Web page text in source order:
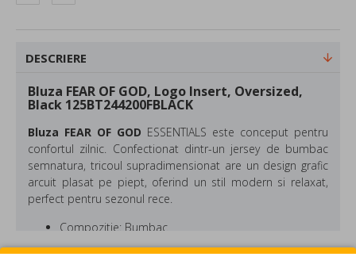
DESCRIERE
Bluza FEAR OF GOD, Logo Insert, Oversized,
Black 125BT244200FBLACK
Bluza FEAR OF GOD ESSENTIALS este conceput pentru
confortul zilnic. Confectionat dintr-un jersey de bumbac
semnatura, tricoul supradimensionat are un design grafic
arcuit plasat pe piept, oferind un stil modern si relaxat,
perfect pentru sezonul rece.
Compozitie: Bumbac
Culoare: Negru